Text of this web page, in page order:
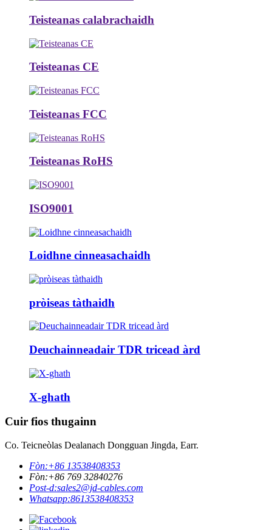
Teisteanas calabrachaidh
Teisteanas CE
Teisteanas FCC
Teisteanas RoHS
ISO9001
Loidhne cinneasachaidh
pròiseas tàthaidh
Deuchainneadair TDR tricead àrd
X-ghath
Cuir fios thugainn
Co. Teicneòlas Dealanach Dongguan Jingda, Earr.
Fòn:+86 13538408353
Fòn:+86 769 32840276
Post-d:sales2@jd-cables.com
Whatsapp:8613538408353